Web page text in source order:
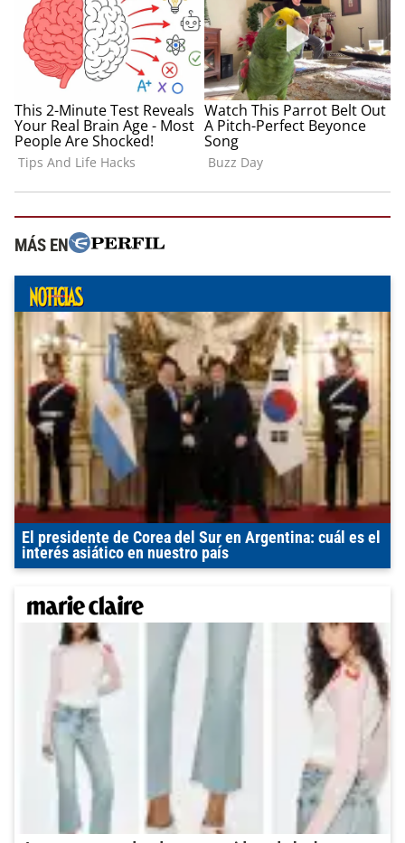
MÁS EN
El presidente de Corea del Sur en Argentina: cuál es el
interés asiático en nuestro país